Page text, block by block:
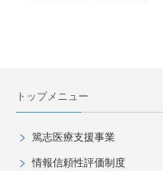
トップメニュー
篤志医療支援事業
情報信頼性評価制度